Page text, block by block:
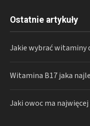
Ostatnie artykuły
Jakie wybrać witaminy
Witamina B17 jaka
Jaki owoc ma